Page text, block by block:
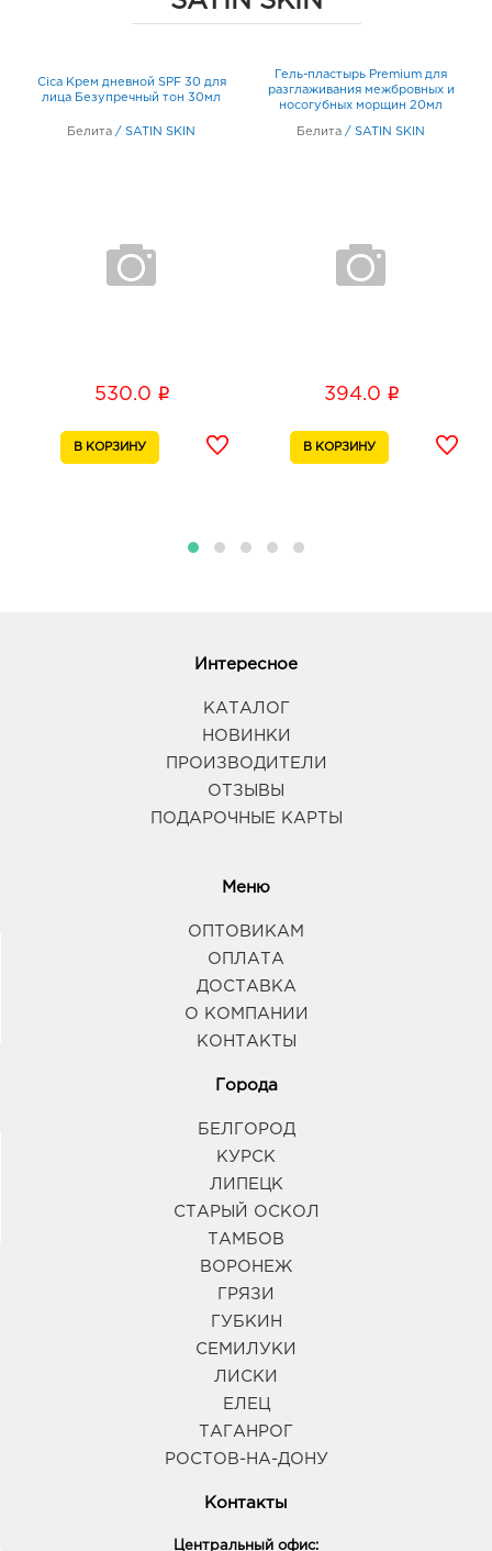
Cica Крем дневной SPF 30 для
лица Безупречный тон 30мл
Белита / SATIN SKIN
530.0 i
Гель-пластырь Premium для
разглаживания межбровных и
носогубных морщин 20мл
Белита / SATIN SKIN
394.0 i
Интересное
КАТАЛОГ
НОВИНКИ
ПРОИЗВОДИТЕЛИ
ОТЗЫВЫ
ПОДАРОЧНЫЕ КАРТЫ
Меню
ОПТОВИКАМ
ОПЛАТА
ДОСТАВКА
О КОМПАНИИ
КОНТАКТЫ
Города
БЕЛГОРОД
КУРСК
ЛИПЕЦК
СТАРЫЙ ОСКОЛ
ТАМБОВ
ВОРОНЕЖ
ГРЯЗИ
ГУБКИН
СЕМИЛУКИ
ЛИСКИ
ЕЛЕЦ
ТАГАНРОГ
РОСТОВ-НА-ДОНУ
Контакты
Центральный офис: